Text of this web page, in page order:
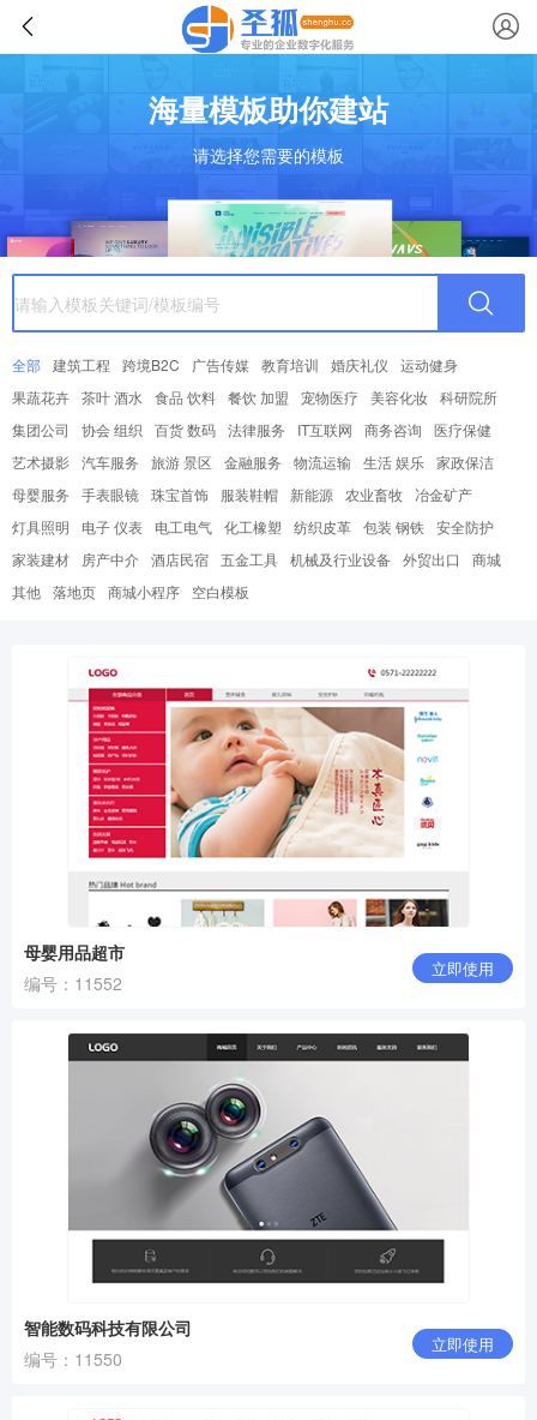
海量模板助你建站
请选择您需要的模板
全部 建筑工程 跨境B2C 广告传媒 教育培训 婚庆礼仪
运动健身
果蔬花卉 茶叶 酒水 食品 饮料 餐饮 加盟 宠物医疗 美容化妆 科研院所
集团公司
协会 组织 百货 数码 法律服务 IT互联网 商务咨询
医疗保健
艺术摄影 汽车服务 旅游 景区 金融服务 物流运输 生活 娱乐 家政保洁
母婴服务
手表眼镜 珠宝首饰 服装鞋帽 新能源 农业畜牧
冶金矿产
灯具照明
电子 仪表 电工电气 化工橡塑 纺织皮革 包装 钢铁 安全防护
家装建材
房产中介 酒店民宿 五金工具 机械及行业设备 外贸出口
商城
其他 落地页 商城小程序 空白模板
母婴用品超市
编号：11552
立即使用
智能数码科技有限公司
编号：11550
立即使用